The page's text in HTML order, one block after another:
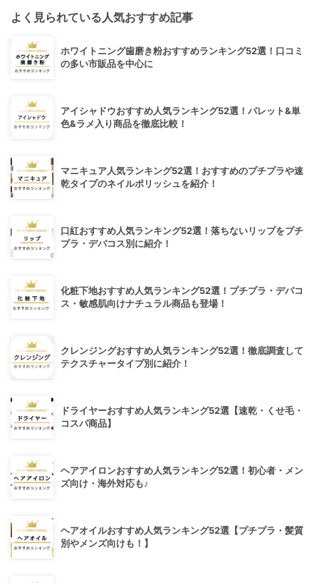
よく見られている人気おすすめ記事
ホワイトニング歯磨き粉おすすめランキング52選！口コミ
の多い市販品を中心に
アイシャドウおすすめ人気ランキング52選！パレット&単
色&ラメ入り商品を徹底比較！
マニキュア人気ランキング52選！おすすめのプチプラや速
乾タイプのネイルポリッシュを紹介！
口紅おすすめ人気ランキング52選！落ちないリップをプチ
プラ・デパコス別に紹介！
化粧下地おすすめ人気ランキング52選！プチプラ・デパコ
ス・敏感肌向けナチュラル商品も登場！
クレンジングおすすめ人気ランキング52選！徹底調査して
テクスチャータイプ別に紹介！
ドライヤーおすすめ人気ランキング52選【速乾・くせ毛・
コスパ商品】
ヘアアイロンおすすめ人気ランキング52選！初心者・メン
ズ向け・海外対応も♪
ヘアオイルおすすめ人気ランキング52選【プチプラ・髪質
別やメンズ向けも！】